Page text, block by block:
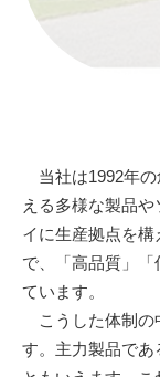
当社は1992年の
える多様な製品
イに生産拠点を
で、「高品質」
ています。
こうした体制の
す。主力製品で